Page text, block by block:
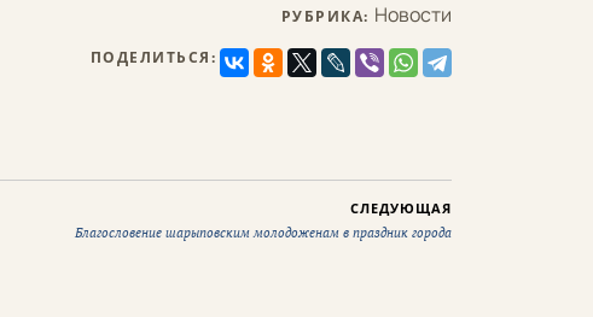
РУБРИКА: Новости
ПОДЕЛИТЬСЯ:
СЛЕДУЮЩАЯ
Благословение шарыповским молодоженам в праздник города